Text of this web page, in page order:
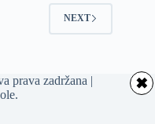
NEXT
prava zadržana |
✖